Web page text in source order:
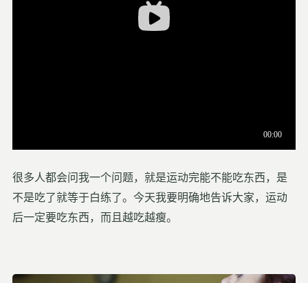
很多人都会问我一个问题，就是运动完能不能吃东西，是
不是吃了就等于白练了。 今天我要明确地告诉大家，运动
后一定要吃东西，而且越吃越瘦。